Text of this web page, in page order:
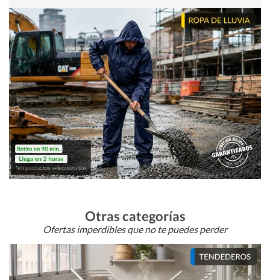
Otras categorías
Ofertas imperdibles que no te puedes perder